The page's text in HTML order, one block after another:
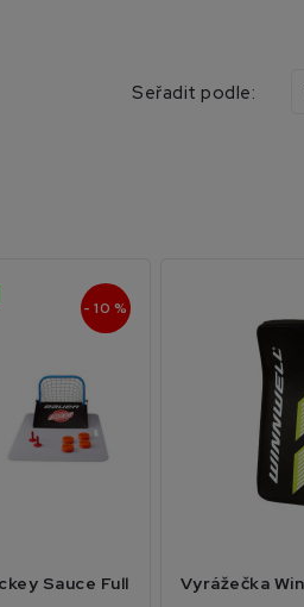
Seřadit podle:
- 10 %
Sauce Full
Vyrážečka